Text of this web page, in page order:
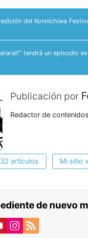
del Konnichiwa
tendrá un episodio
Publicación por
Redactor de
artículos Mi sitio
de nuevo